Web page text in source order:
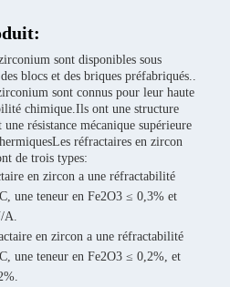
sont disponibles sous
blocs et des briques préfabriqués..
sont connus pour leur haute
chimique.Ils ont une structure
résistance mécanique supérieure
réfractaires en zircon
de trois types:
en zircon a une réfractabilité
une teneur en Fe2O3 ≤ 0,3% et
A.
en zircon a une réfractabilité
une teneur en Fe2O3 ≤ 0,2%, et